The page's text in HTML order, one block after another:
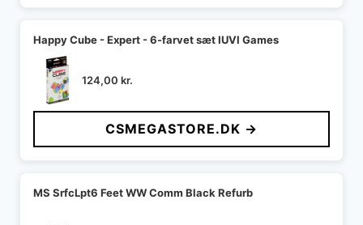
Happy Cube - Expert - 6-farvet sæt IUVI Games
124,00 kr.
CSMEGASTORE.DK →
MS SrfcLpt6 Feet WW Comm Black Refurb